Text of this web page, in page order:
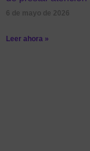
6 de mayo de 2026
Leer ahora »